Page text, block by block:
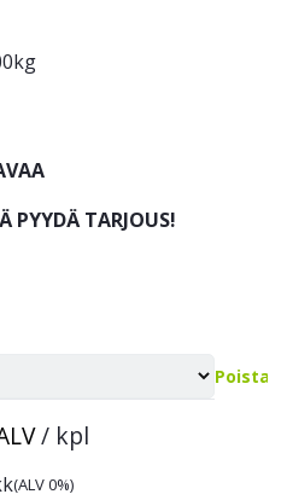
PYYDÄ TARJOUS!
Poista
/ kpl
(ALV 0%)